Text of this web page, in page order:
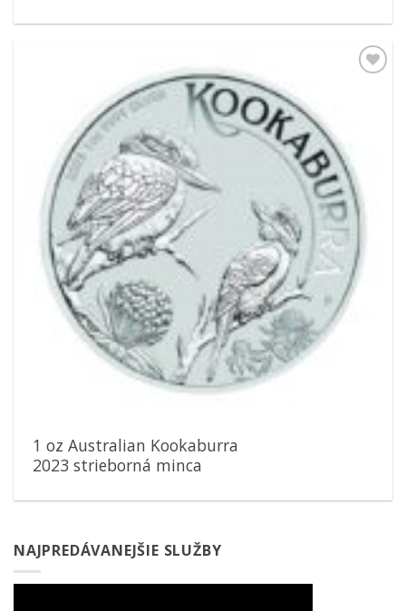
1 oz Australian Kookaburra
2023 strieborná minca
NAJPREDÁVANEJŠIE SLUŽBY